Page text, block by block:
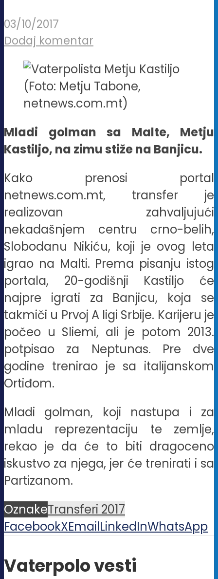
03/10/2017
Dodaj komentar
(Foto: Metju Tabone,
netnews.com.mt)
Mladi golman sa Malte, Metju
Kastiljo, na zimu stiže na Banjicu.
Kako prenosi portal
netnews.com.mt, transfer je
realizovan zahvaljujući
nekadašnjem centru crno-belih,
Slobodanu Nikiću, koji je ovog leta
igrao na Malti. Prema pisanju istog
portala, 20-godišnji Kastiljo će
najpre igrati za Banjicu, koja se
takmiči u Prvoj A ligi Srbije. Karijeru je
počeo u Sliemi, ali je potom 2013.
potpisao za Neptunas. Pre dve
godine trenirao je sa italijanskom
Ortiđom.
Mladi golman, koji nastupa i za
mladu reprezentaciju te zemlje,
rekao je da će to biti dragoceno
iskustvo za njega, jer će trenirati i sa
Partizanom.
OznakeTransferi 2017
FacebookXEmailLinkedInWhatsApp
Vaterpolo vesti